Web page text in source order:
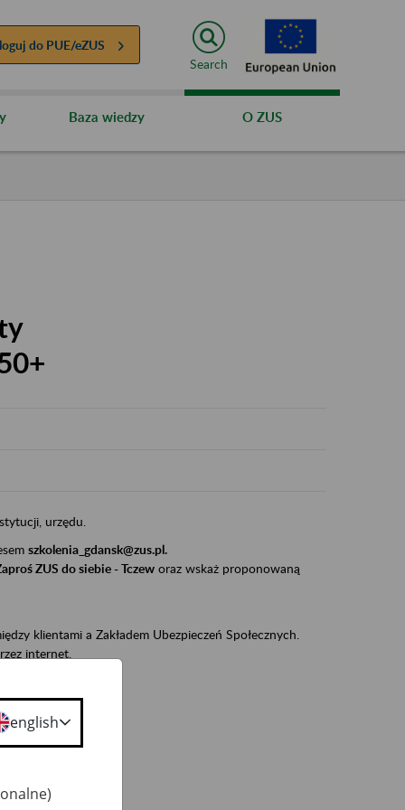
do PUE/eZUS
Search
Baza wiedzy O ZUS
urzędu.
szkolenia_gdansk@zus.pl.
ZUS do siebie - Tczeworaz wskaż proponowaną
klientami a Zakładem Ubezpieczeń Społecznych.
internet.
w ZUS,
english